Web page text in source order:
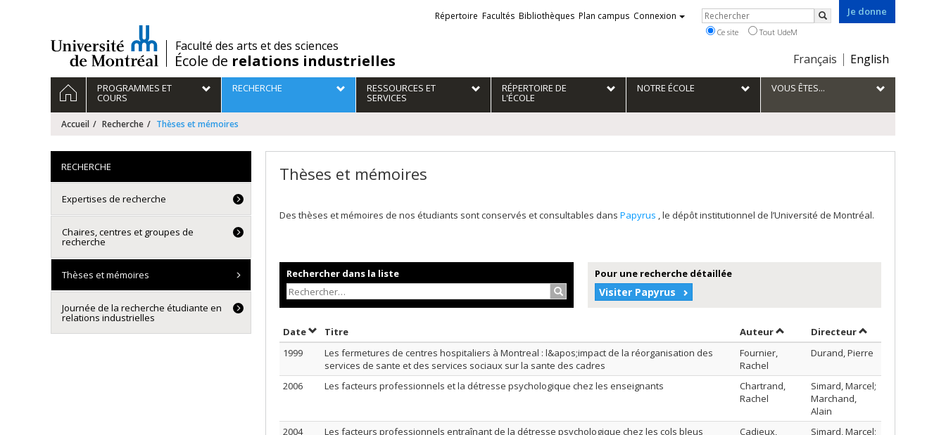
/Faculté des arts et des sciences
École de relations industrielles
Je donne
Choix
la
langue
Français English
Liens
externes
Répertoire Facultés Bibliothèques Plan campus Connexion Rechercher
Rechercher
Ce site Tout UdeM
Navigation
principale
ACCUEILPROGRAMMES ET
COURS
RECHERCHE RESSOURCES ET
SERVICES
RÉPERTOIRE DE
L'ÉCOLE
NOTRE ÉCOLE VOUS ÊTES...
Accueil Recherche Thèses et mémoires
Thèses et mémoires
Des thèses et mémoires de nos étudiants sont conservés et consultables dans Papyrus , le dépôt institutionnel de l’Université de Montréal.
Rechercher dans la liste
Rechercher…
Pour une recherche détaillée
Visiter Papyrus
DateTrier par date en ordre décroissant
Titre AuteurTrier par auteur en ordre
Directeurpar contributeur
1999
Les fermetures de centres hospitaliers à Montreal : l&apos;impact de la réorganisation des
services de sante et des services sociaux sur la sante des cadres
Fournier,
Rachel
Durand, Pierre
2006 Les facteurs professionnels et la détresse psychologique chez les enseignants
Chartrand,
Rachel
Simard, Marcel;
Marchand,
Alain
2004
Les facteurs professionnels entraînant de la détresse psychologique chez les cols bleus
Cadieux,
Simard, Marcel;
RECHERCHE
Expertises de recherche
Chaires, centres et groupes de
recherche
Thèses et mémoires
Journée de la recherche étudiante en
relations industrielles